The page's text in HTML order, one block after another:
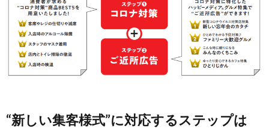
“新しい集客様式”に対応するステップは